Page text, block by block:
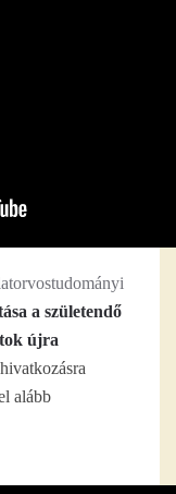
a születendő
újra
alább